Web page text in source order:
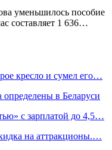
уменьшилось пособие
составляет 1 636…
кресло и сумел его…
в Беларуси
с зарплатой до 4,5…
на аттракционы.…